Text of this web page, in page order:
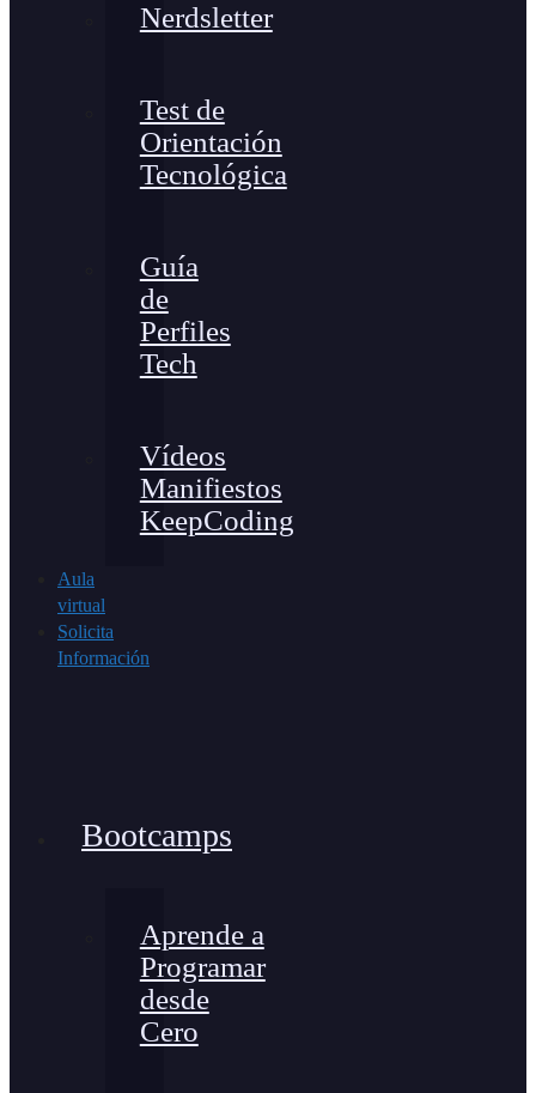
Nerdsletter
Test de
Orientación
Tecnológica
Guía
de
Perfiles
Tech
Vídeos
Manifiestos
KeepCoding
Aula
virtual
Solicita
Información
Bootcamps
Aprende a
Programar
desde
Cero